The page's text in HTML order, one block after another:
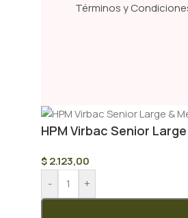
Términos y
HPM Virbac Senior
$2.123,00
-
+